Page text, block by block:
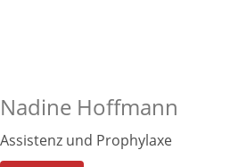
Nadine Hoffmann
Assistenz und Prophylaxe